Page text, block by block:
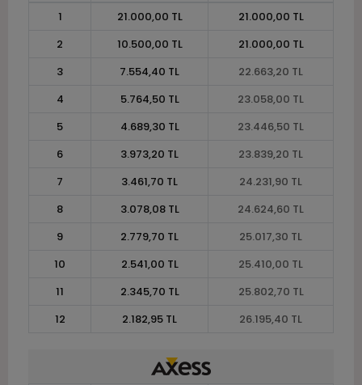
1 21.000,00 TL
21.000,00 TL
2
10.500,00 TL
21.000,00 TL
3
7.554,40 TL
22.663,20 TL
4
5.764,50 TL
23.058,00 TL
5
4.689,30 TL
23.446,50 TL
6
3.973,20 TL
23.839,20 TL
7
3.461,70 TL
24.231,90 TL
8
3.078,08 TL
24.624,60 TL
9
2.779,70 TL
25.017,30 TL
10
2.541,00 TL
25.410,00 TL
11
2.345,70 TL
25.802,70 TL
12
2.182,95 TL 26.195,40 TL